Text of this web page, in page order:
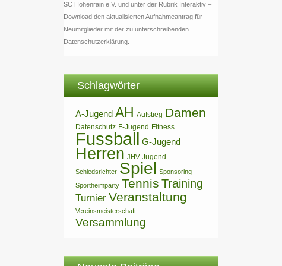
SC Höhenrain e.V. und unter der Rubrik Interaktiv –
Download den aktualisierten Aufnahmeantrag für
Neumitglieder mit der zu unterschreibenden
Datenschutzerklärung.
Schlagwörter
A-Jugend AH Aufstieg Damen
Datenschutz F-Jugend Fitness
Fussball G-Jugend
Herren JHV Jugend
Schiedsrichter Spiel Sponsoring
Sportheimparty Tennis Training
Turnier Veranstaltung
Vereinsmeisterschaft
Versammlung